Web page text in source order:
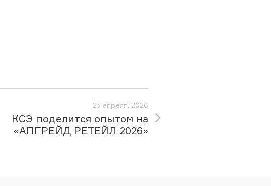
23 апреля, 2026
КСЭ поделится опытом на
«АПГРЕЙД РЕТЕЙЛ 2026»